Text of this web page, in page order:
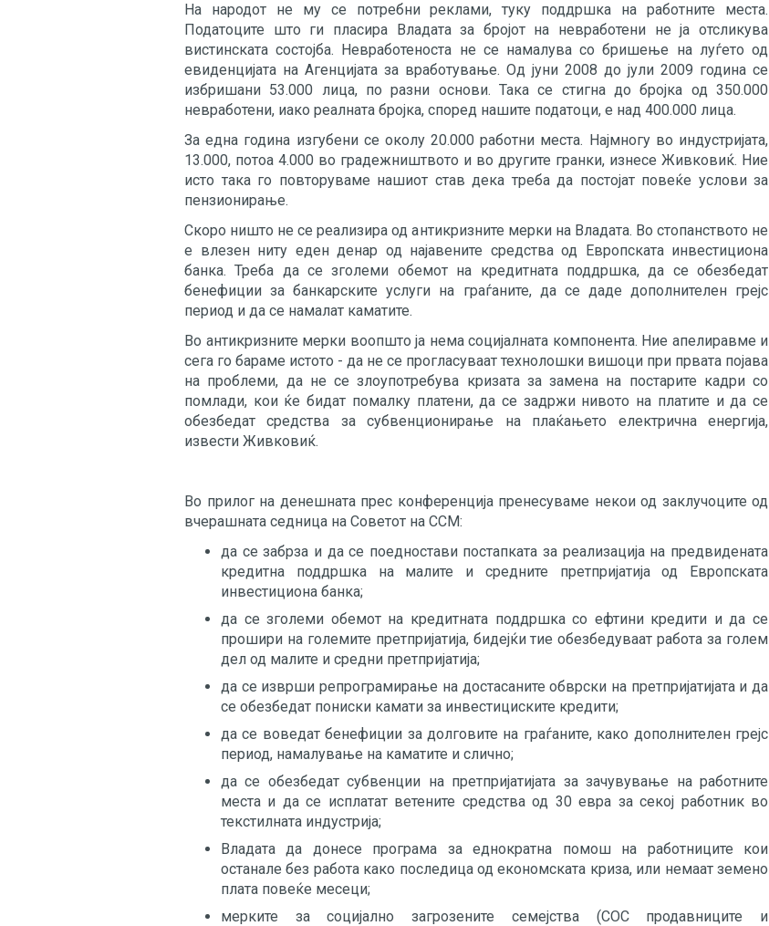
На народот не му се потребни реклами, туку поддршка на работните места.
Податоците што ги пласира Владата за бројот на невработени не ја отсликува
вистинската состојба. Невработеноста не се намалува со бришење на луѓето од
евиденцијата на Агенцијата за вработување. Од јуни 2008 до јули 2009 година се
избришани 53.000 лица, по разни основи. Така се стигна до бројка од 350.000
невработени, иако реалната бројка, според нашите податоци, е над 400.000 лица.
За една година изгубени се околу 20.000 работни места. Најмногу во индустријата,
13.000, потоа 4.000 во градежништвото и во другите гранки, изнесе Живковиќ. Ние
исто така го повторуваме нашиот став дека треба да постојат повеќе услови за
пензионирање.
Скоро ништо не се реализира од антикризните мерки на Владата. Во стопанството не
е влезен ниту еден денар од најавените средства од Европската инвестициона
банка. Треба да се зголеми обемот на кредитната поддршка, да се обезбедат
бенефиции за банкарските услуги на граѓаните, да се даде дополнителен грејс
период и да се намалат каматите.
Во антикризните мерки воопшто ја нема социјалната компонента. Ние апелиравме и
сега го бараме истото - да не се прогласуваат технолошки вишоци при првата појава
на проблеми, да не се злоупотребува кризата за замена на постарите кадри со
помлади, кои ќе бидат помалку платени, да се задржи нивото на платите и да се
обезбедат средства за субвенционирање на плаќањето електрична енергија,
извести Живковиќ.
Во прилог на денешната прес конференција пренесуваме некои од заклучоците од
вчерашната седница на Советот на ССМ:
да се забрза и да се поедностави постапката за реализација на предвидената
кредитна поддршка на малите и средните претпријатија од Европската
инвестициона банка;
да се зголеми обемот на кредитната поддршка со ефтини кредити и да се
прошири на големите претпријатија, бидејќи тие обезбедуваат работа за голем
дел од малите и средни претпријатија;
да се изврши репрограмирање на достасаните обврски на претпријатијата и да
се обезбедат пониски камати за инвестициските кредити;
да се воведат бенефиции за долговите на граѓаните, како дополнителен грејс
период, намалување на каматите и слично;
да се обезбедат субвенции на претпријатијата за зачувување на работните
места и да се исплатат ветените средства од 30 евра за секој работник во
текстилната индустрија;
Владата да донесе програма за еднократна помош на работниците кои
останале без работа како последица од економската криза, или немаат земено
плата повеќе месеци;
мерките за социјално загрозените семејства (СОС продавниците и